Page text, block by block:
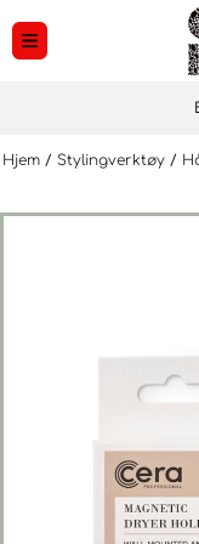
Hopp til innhold
Hjem / Stylingverktøy /